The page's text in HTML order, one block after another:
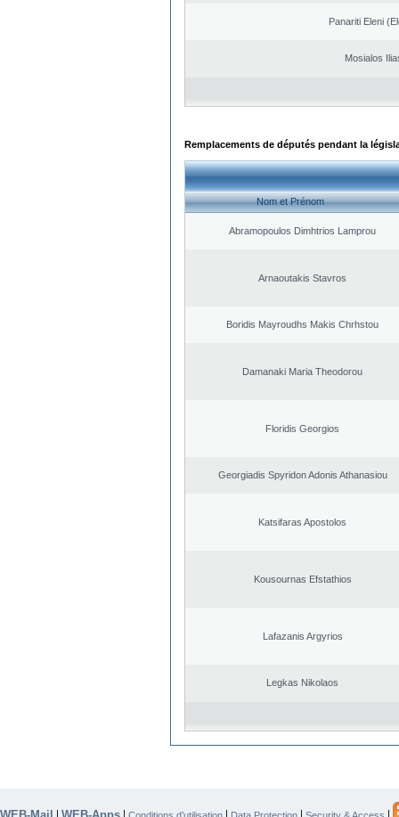
Panariti Eleni
Mosialos
Remplacements de députés pendant la
Nom et Prénom
Abramopoulos Dimhtrios Lamprou
Arnaoutakis Stavros
Boridis Mayroudhs Makis Chrhstou
Damanaki Maria Theodorou
Floridis Georgios
Georgiadis Spyridon Adonis Athanasiou
Katsifaras Apostolos
Kousournas Efstathios
Lafazanis Argyrios
Legkas Nikolaos